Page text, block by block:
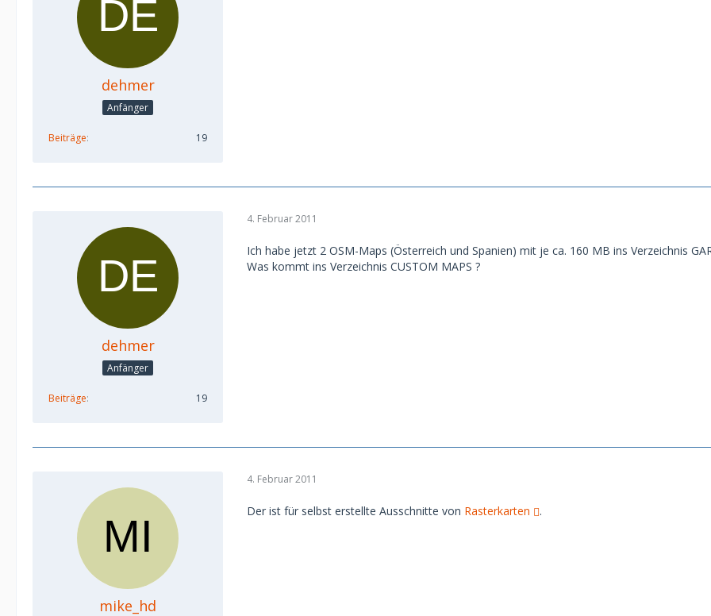
dehmer
Anfänger
Beiträge 19
dehmer
Anfänger
Beiträge 19
4. Februar 2011
Ich habe jetzt 2 OSM-Maps (Österreich und Spanien) mit je ca. 160 MB ins Verzeichnis
Was kommt ins Verzeichnis CUSTOM MAPS ?
mike_hd
4. Februar 2011
Der ist für selbst erstellte Ausschnitte von Rasterkarten .